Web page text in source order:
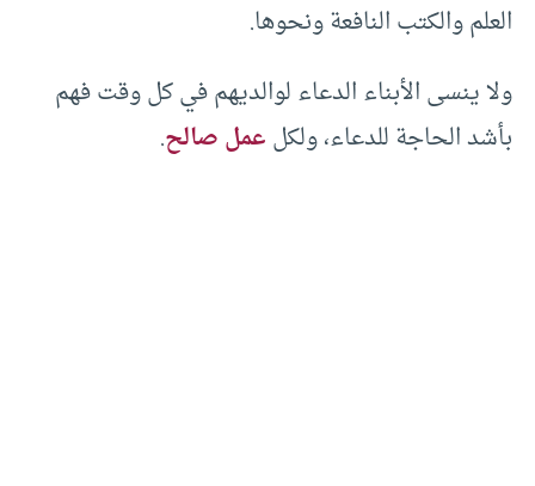
العلم والكتب النافعة ونحوها.
ولا ينسى الأبناء الدعاء لوالديهم في كل وقت فهم
بأشد الحاجة للدعاء، ولكلعمل صالح.